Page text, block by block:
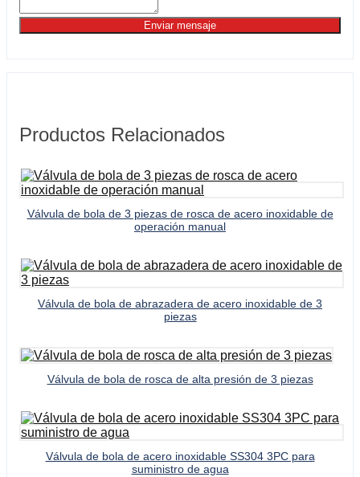
Enviar mensaje
Productos Relacionados
Válvula de bola de 3 piezas de rosca de acero inoxidable de
operación manual
Válvula de bola de abrazadera de acero inoxidable de 3
piezas
Válvula de bola de rosca de alta presión de 3 piezas
Válvula de bola de acero inoxidable SS304 3PC para
suministro de agua